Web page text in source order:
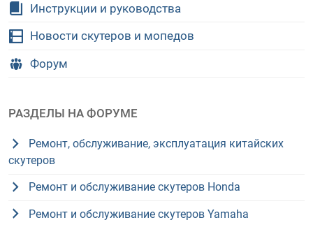
Инструкции и руководства
Новости скутеров и мопедов
Форум
РАЗДЕЛЫ НА ФОРУМЕ
Ремонт, обслуживание, эксплуатация китайских
скутеров
Ремонт и обслуживание скутеров Honda
Ремонт и обслуживание скутеров Yamaha